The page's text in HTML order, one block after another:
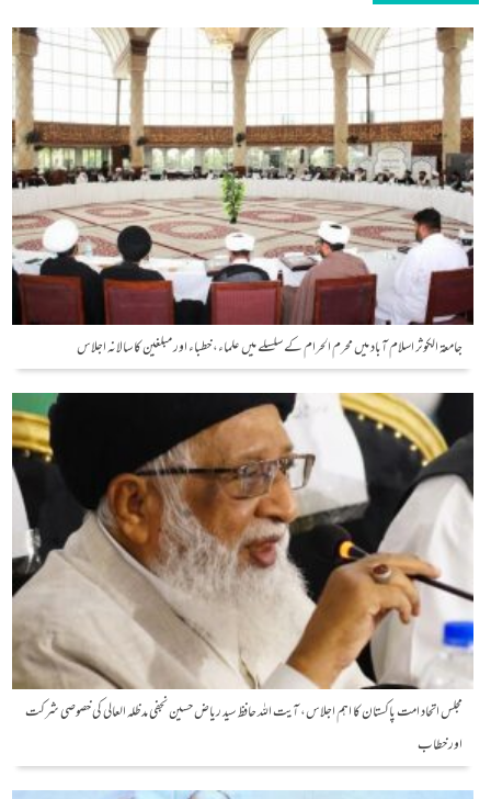
جامعة الکوثر اسلام آباد میں محرم الحرام کے سلسلے میں علماء، خطباء اور مبلغین کا سالانہ اجلاس
مجلس اتحاد امت پاکستان کا اہم اجلاس، آیت اللہ حافظ سید ریاض حسین نجفی مدظلہ العالی کی خصوصی شرکت
اور خطاب